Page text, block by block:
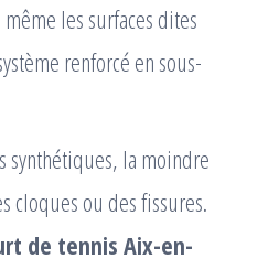
les surfaces dites
renforcé en sous-
synthétiques, la moindre
cloques ou des fissures.
de tennis Aix-en-